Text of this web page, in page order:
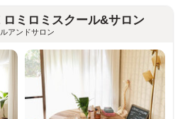
ミロミスクール&サロン
アンドサロン